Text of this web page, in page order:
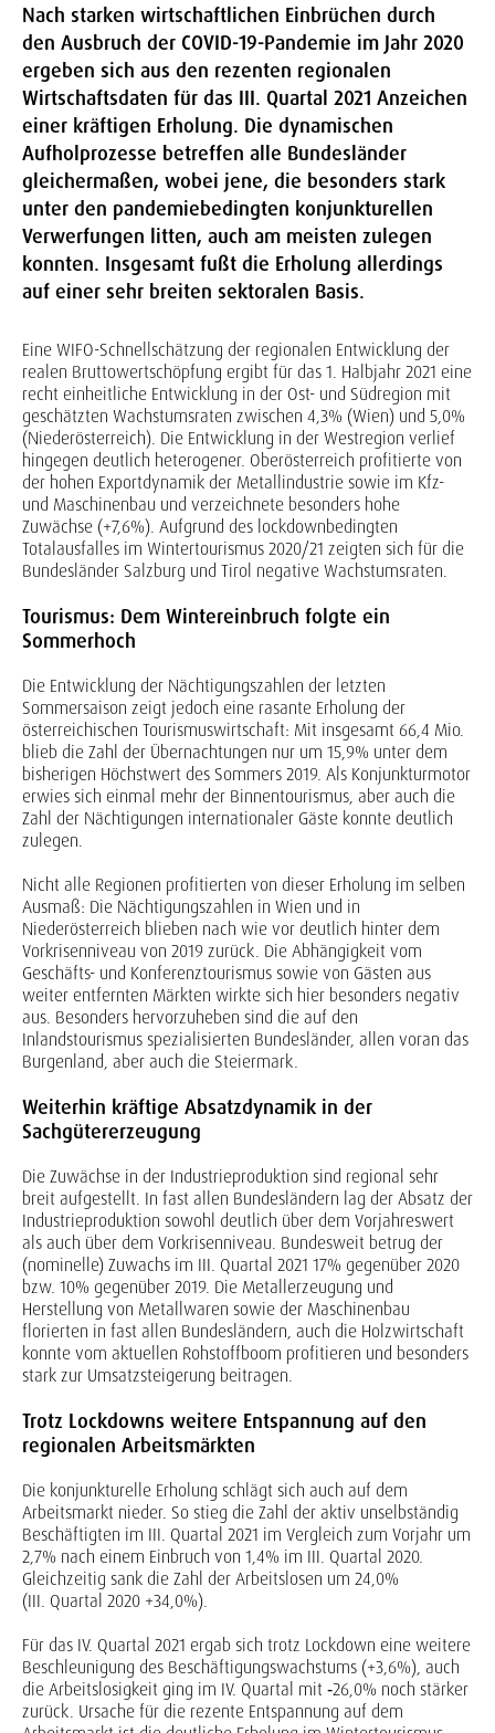
Nach starken wirtschaftlichen Einbrüchen durch
den Ausbruch der COVID-19-Pandemie im Jahr 2020
ergeben sich aus den rezenten regionalen
Wirtschaftsdaten für das III. Quartal 2021 Anzeichen
einer kräftigen Erholung. Die dynamischen
Aufholprozesse betreffen alle Bundesländer
gleichermaßen, wobei jene, die besonders stark
unter den pandemiebedingten konjunkturellen
Verwerfungen litten, auch am meisten zulegen
konnten. Insgesamt fußt die Erholung allerdings
auf einer sehr breiten sektoralen Basis.
Eine WIFO-Schnellschätzung der regionalen Entwicklung der
realen Bruttowertschöpfung ergibt für das 1. Halbjahr 2021 eine
recht einheitliche Entwicklung in der Ost- und Südregion mit
geschätzten Wachstumsraten zwischen 4,3% (Wien) und 5,0%
(Niederösterreich). Die Entwicklung in der Westregion verlief
hingegen deutlich heterogener. Oberösterreich profitierte von
der hohen Exportdynamik der Metallindustrie sowie im Kfz-
und Maschinenbau und verzeichnete besonders hohe
Zuwächse (+7,6%). Aufgrund des lockdownbedingten
Totalausfalles im Wintertourismus 2020/21 zeigten sich für die
Bundesländer Salzburg und Tirol negative Wachstumsraten.
Tourismus: Dem Wintereinbruch folgte ein
Sommerhoch
Die Entwicklung der Nächtigungszahlen der letzten
Sommersaison zeigt jedoch eine rasante Erholung der
österreichischen Tourismuswirtschaft: Mit insgesamt 66,4 Mio.
blieb die Zahl der Übernachtungen nur um 15,9% unter dem
bisherigen Höchstwert des Sommers 2019. Als Konjunkturmotor
erwies sich einmal mehr der Binnentourismus, aber auch die
Zahl der Nächtigungen internationaler Gäste konnte deutlich
zulegen.
Nicht alle Regionen profitierten von dieser Erholung im selben
Ausmaß: Die Nächtigungszahlen in Wien und in
Niederösterreich blieben nach wie vor deutlich hinter dem
Vorkrisenniveau von 2019 zurück. Die Abhängigkeit vom
Geschäfts- und Konferenztourismus sowie von Gästen aus
weiter entfernten Märkten wirkte sich hier besonders negativ
aus. Besonders hervorzuheben sind die auf den
Inlandstourismus spezialisierten Bundesländer, allen voran das
Burgenland, aber auch die Steiermark.
Weiterhin kräftige Absatzdynamik in der
Sachgütererzeugung
Die Zuwächse in der Industrieproduktion sind regional sehr
breit aufgestellt. In fast allen Bundesländern lag der Absatz der
Industrieproduktion sowohl deutlich über dem Vorjahreswert
als auch über dem Vorkrisenniveau. Bundesweit betrug der
(nominelle) Zuwachs im III. Quartal 2021 17% gegenüber 2020
bzw. 10% gegenüber 2019. Die Metallerzeugung und
Herstellung von Metallwaren sowie der Maschinenbau
florierten in fast allen Bundesländern, auch die Holzwirtschaft
konnte vom aktuellen Rohstoffboom profitieren und besonders
stark zur Umsatzsteigerung beitragen.
Trotz Lockdowns weitere Entspannung auf den
regionalen Arbeitsmärkten
Die konjunkturelle Erholung schlägt sich auch auf dem
Arbeitsmarkt nieder. So stieg die Zahl der aktiv unselbständig
Beschäftigten im III. Quartal 2021 im Vergleich zum Vorjahr um
2,7% nach einem Einbruch von 1,4% im III. Quartal 2020.
Gleichzeitig sank die Zahl der Arbeitslosen um 24,0%
(III. Quartal 2020 +34,0%).
Für das IV. Quartal 2021 ergab sich trotz Lockdown eine weitere
Beschleunigung des Beschäftigungswachstums (+3,6%), auch
die Arbeitslosigkeit ging im IV. Quartal mit ‑26,0% noch stärker
zurück. Ursache für die rezente Entspannung auf dem